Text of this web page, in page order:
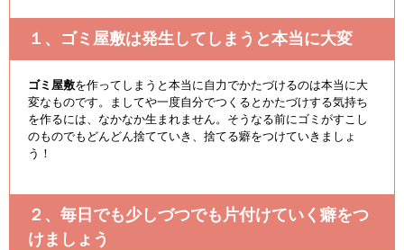
１、ゴミ屋敷は発生してしまうと本当に大変
ゴミ屋敷を作ってしまうと本当に自力でかたづけるのは本当に大
変なものです。ましてや一度自分でつくるとかたづけする気持ち
を作るには、なかなか生まれません。そうなる前にゴミがすこし
のものでもどんどん捨てていき、捨てる癖をつけていきましょ
う！
２、毎日でも少しづつでも片付けていく癖をつ
けましょう